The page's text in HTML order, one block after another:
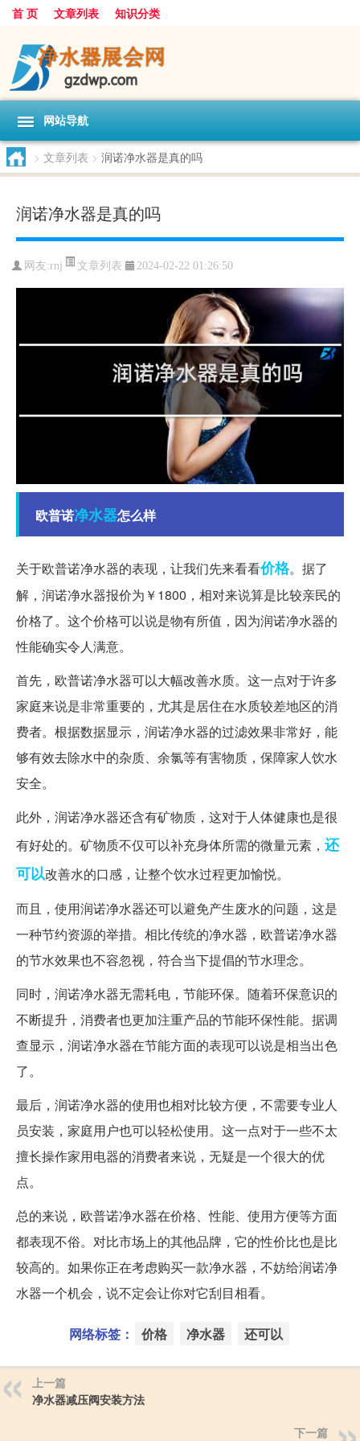
首 页 文章列表 知识分类
网站导航
> 文章列表 > 润诺净水器是真的吗
润诺净水器是真的吗
网友:rnj 文章列表 2024-02-22 01:26:50
欧普诺净水器怎么样
关于欧普诺净水器的表现，让我们先来看看价格。据了
解，润诺净水器报价为￥1800，相对来说算是比较亲民的
价格了。这个价格可以说是物有所值，因为润诺净水器的
性能确实令人满意。
首先，欧普诺净水器可以大幅改善水质。这一点对于许多
家庭来说是非常重要的，尤其是居住在水质较差地区的消
费者。根据数据显示，润诺净水器的过滤效果非常好，能
够有效去除水中的杂质、余氯等有害物质，保障家人饮水
安全。
此外，润诺净水器还含有矿物质，这对于人体健康也是很
有好处的。矿物质不仅可以补充身体所需的微量元素， 还
可以改善水的口感，让整个饮水过程更加愉悦。
而且，使用润诺净水器还可以避免产生废水的问题，这是
一种节约资源的举措。相比传统的净水器，欧普诺净水器
的节水效果也不容忽视，符合当下提倡的节水理念。
同时，润诺净水器无需耗电，节能环保。随着环保意识的
不断提升，消费者也更加注重产品的节能环保性能。据调
查显示，润诺净水器在节能方面的表现可以说是相当出色
了。
最后，润诺净水器的使用也相对比较方便，不需要专业人
员安装，家庭用户也可以轻松使用。这一点对于一些不太
擅长操作家用电器的消费者来说，无疑是一个很大的优
点。
总的来说，欧普诺净水器在价格、性能、使用方便等方面
都表现不俗。对比市场上的其他品牌，它的性价比也是比
较高的。如果你正在考虑购买一款净水器，不妨给润诺净
水器一个机会，说不定会让你对它刮目相看。
网络标签： 价格 净水器 还可以
上一篇
净水器减压阀安装方法
下一篇